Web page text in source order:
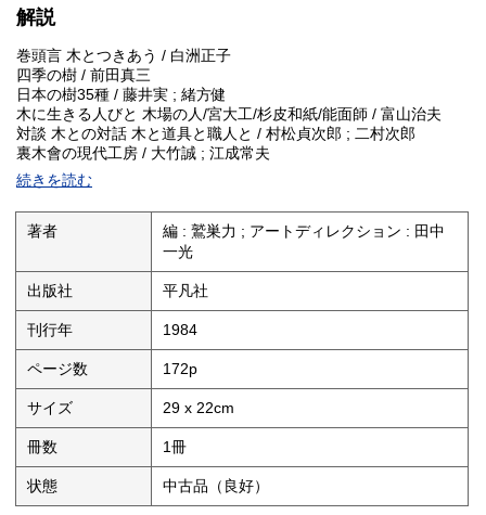
解説
巻頭言 木とつきあう / 白洲正子
四季の樹 / 前田真三
日本の樹35種 / 藤井実 ; 緒方健
木に生きる人びと 木場の人/宮大工/杉皮和紙/能面師 / 富山治夫
対談 木との対話 木と道具と職人と / 村松貞次郎 ; 二村次郎
裏木會の現代工房 / 大竹誠 ; 江成常夫
意匠にみる松竹梅 / 吉田光邦 ; 河原正彦
今月の色[桜] / 加藤楸邨 ; 牧直視
ぶらり横町歩き④ [札幌・ススキノ] / 小檜山博
京の手わざ④ [京下駄] / 松本章男 ; 石元泰博
絵 隠された意味④ [キリストの孤独フランチェス力「復活」] / 加
藤周一
蟲の饗宴㉒ 昼蛾 / 奥本大三郎
河岸に立ちて㊲ 岷江 / 井上靖
ビバ!地球 東ドイツ バッハの響きに包まれた町 / 大島洋
ヒーローの履歴書㉒ シュバイツァー / 寺村輝夫 ; 貝原浩
異論な正論 / 西部邁 ; 富山治夫
いんたあなしょなる裏町情報
本から本へ 装丁ノート / 小松恒夫 ; 栃折久美子
間奏曲[パリ嫌い] / 中村敦夫
社長ノ顔ハ企業ノ顔 セコム・飯田亮 / 江波戸哲夫
インタビューノンフィクション 昭和熟年列伝 / 猪瀬直樹
三溪 原富太郎(十二)みをつくし / 白崎秀雄 ; 岡本茂男
ザ・ライバルズ 山本浩二 VS 掛布雅之
続きを読む
著者
編 : 鷲巣力 ; アートディレクション : 田中
一光
出版社 平凡社
刊行年 1984
ページ数 172p
サイズ 29 x 22cm
冊数 1冊
状態 中古品（良好）